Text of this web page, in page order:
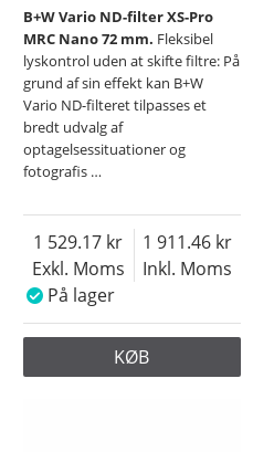
B+W Vario ND-filter XS-Pro
MRC Nano 72 mm. Fleksibel
lyskontrol uden at skifte filtre: På
grund af sin effekt kan B+W
Vario ND-filteret tilpasses et
bredt udvalg af
optagelsessituationer og
fotografis …
Exkl. Moms
1 529.17
Inkl. Moms
1 911.46
På lager
KØB